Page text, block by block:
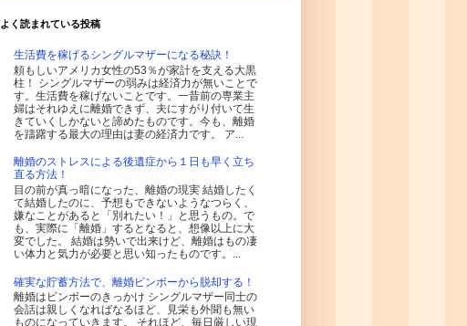
よく読まれている投稿
生活費を稼げるシングルマザーになる秘訣！
頼もしいアメリカ女性の53％が家計を支える大黒
柱！ シングルマザーの弱みは経済力が無いことで
す。生活費を稼げないことです。一昔前の専業主
婦はそれゆえに離婚できず、夫にすがり付いて生
きていくしかないと諦めたものです。今も、離婚
を躊躇する最大の理由は妻の経済力です。 ア...
離婚のストレスによる後遺症から１日も早く立ち
直る方法！
目の前が真っ暗になった、離婚の現実 結婚したく
て結婚したのに、予想もできないようなつらく、
嫌なことがあると「別れたい！」と思うもの。で
も、実際に「離婚」するとなると、想像以上に大
変でした。 結婚は勢いで出来けど、離婚はもの凄
い体力と気力が必要と思い知ったものです。...
確実な貯蓄方法で、離婚ビンボーから脱却する！
離婚はビンボーのきっかけ シングルマザー同士の
会話は親しくなればなるほど、見栄も外聞も無い
ものになっていきます。 それほど、毎日厳しい現